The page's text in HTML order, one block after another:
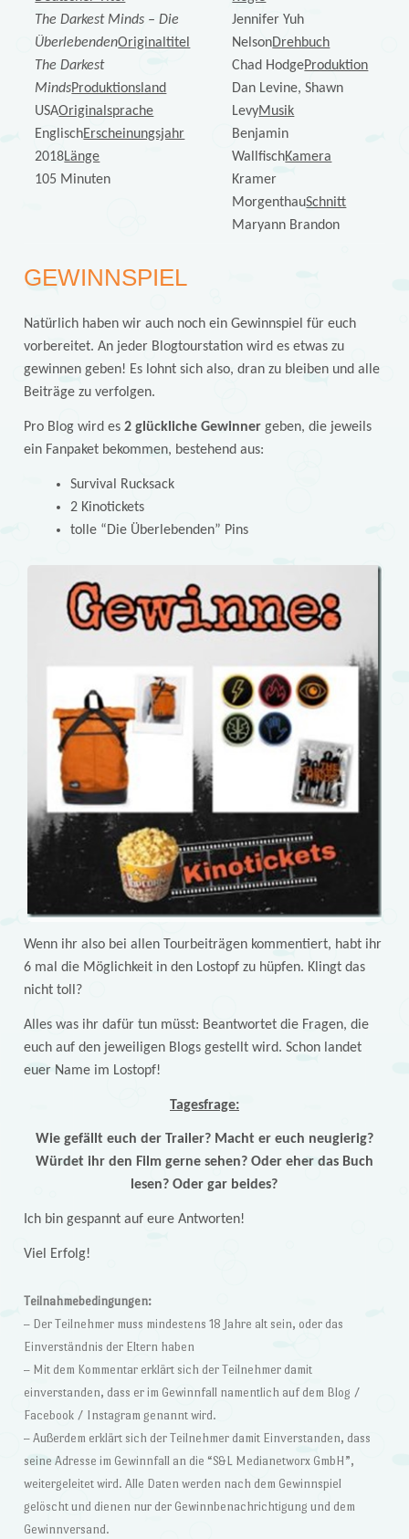
The Darkest Minds – Die
ÜberlebendenOriginaltitel
The Darkest
MindsProduktionsland
USAOriginalsprache
EnglischErscheinungsjahr
2018Länge
105 Minuten
Jennifer Yuh
NelsonDrehbuch
Chad HodgeProduktion
Dan Levine, Shawn
LevyMusik
Benjamin
WallfischKamera
Kramer
MorgenthauSchnitt
Maryann Brandon
GEWINNSPIEL
Natürlich haben wir auch noch ein Gewinnspiel für euch
vorbereitet. An jeder Blogtourstation wird es etwas zu
gewinnen geben! Es lohnt sich also, dran zu bleiben und alle
Beiträge zu verfolgen.
Pro Blog wird es2 glückliche Gewinnergeben, die jeweils
ein Fanpaket bekommen, bestehend aus:
Survival Rucksack
2 Kinotickets
tolle “Die Überlebenden” Pins
Wenn ihr also bei allen Tourbeiträgen kommentiert, habt ihr
6 mal die Möglichkeit in den Lostopf zu hüpfen. Klingt das
nicht toll?
Alles was ihr dafür tun müsst: Beantwortet die Fragen, die
euch auf den jeweiligen Blogs gestellt wird. Schon landet
euer Name im Lostopf!
Tagesfrage:
Wie gefällt euch der Trailer? Macht er euch neugierig?
Würdet ihr den Film gerne sehen? Oder eher das Buch
lesen? Oder gar beides?
Ich bin gespannt auf eure Antworten!
Viel Erfolg!
Teilnahmebedingungen:
– Der Teilnehmer muss mindestens 18 Jahre alt sein, oder das
Einverständnis der Eltern haben
– Mit dem Kommentar erklärt sich der Teilnehmer damit
einverstanden, dass er im Gewinnfall namentlich auf dem Blog /
Facebook / Instagram genannt wird.
– Außerdem erklärt sich der Teilnehmer damit Einverstanden, dass
seine Adresse im Gewinnfall an die “S&L Medianetworx GmbH”,
weitergeleitet wird. Alle Daten werden nach dem Gewinnspiel
gelöscht und dienen nur der Gewinnbenachrichtigung und dem
Gewinnversand.